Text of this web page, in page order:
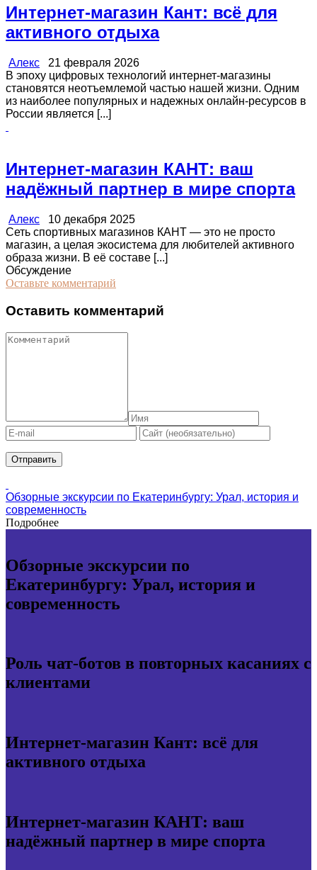
Интернет-магазин Кант: всё для
активного отдыха
Алекс 21 февраля 2026
В эпоху цифровых технологий интернет-магазины
становятся неотъемлемой частью нашей жизни. Одним
из наиболее популярных и надежных онлайн-ресурсов в
России является [...]
Интернет-магазин КАНТ: ваш
надёжный партнер в мире спорта
Алекс 10 декабря 2025
Сеть спортивных магазинов КАНТ — это не просто
магазин, а целая экосистема для любителей активного
образа жизни. В её составе [...]
Обсуждение
Оставьте комментарий
Оставить комментарий
Обзорные экскурсии по Екатеринбургу: Урал, история и
современность
Подробнее
Обзорные экскурсии по
Екатеринбургу: Урал, история и
современность
Роль чат-ботов в повторных касаниях с
клиентами
Интернет-магазин Кант: всё для
активного отдыха
Интернет-магазин КАНТ: ваш
надёжный партнер в мире спорта